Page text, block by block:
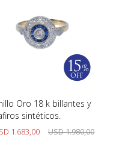
Oro 18 k billantes y
sintéticos.
1.683,00 USD1.980,00